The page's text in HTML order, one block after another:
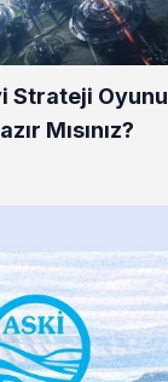
Strateji Oyunu
Mısınız?